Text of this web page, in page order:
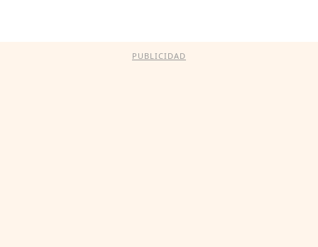
PUBLICIDAD